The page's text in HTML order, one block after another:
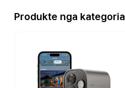
Produkte nga kategoria